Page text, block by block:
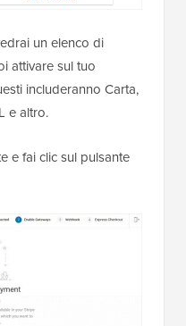
un elenco di
attivare sul tuo
includeranno Carta,
e altro.
e fai clic sul pulsante